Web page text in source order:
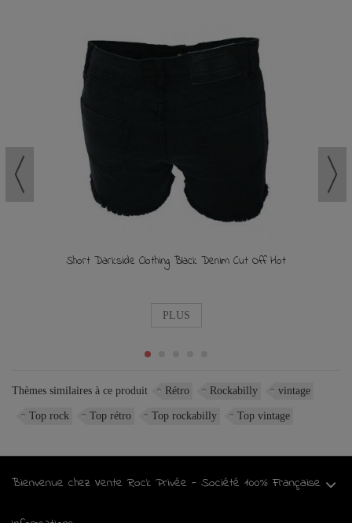
Short Darkside Clothing Black Denim Cut Off Hot
PLUS
Thèmes similaires à ce produit Rétro Rockabilly vintage
Top rock Top rétro Top rockabilly Top vintage
Bienvenue chez Vente Rock Privée - Société 100% Française